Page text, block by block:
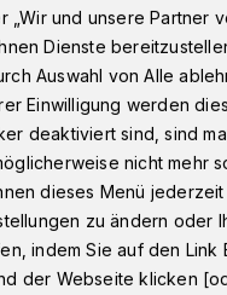
Uhr Eine Minute
„Wir und unsere Partner
Dienste
Auswahl von Alle
Einwilligung werden
deaktiviert sind, sind
nicht mehr
dieses Menü
zu ändern oder
indem Sie auf den Link
der Webseite klicken